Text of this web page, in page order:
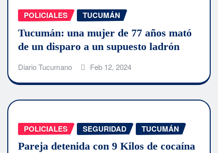
POLICIALES TUCUMÁN
Tucumán: una mujer de 77 años mató
de un disparo a un supuesto ladrón
Diario Tucumano Feb 12, 2024
POLICIALES SEGURIDAD TUCUMÁN
Pareja detenida con 9 Kilos de cocaína